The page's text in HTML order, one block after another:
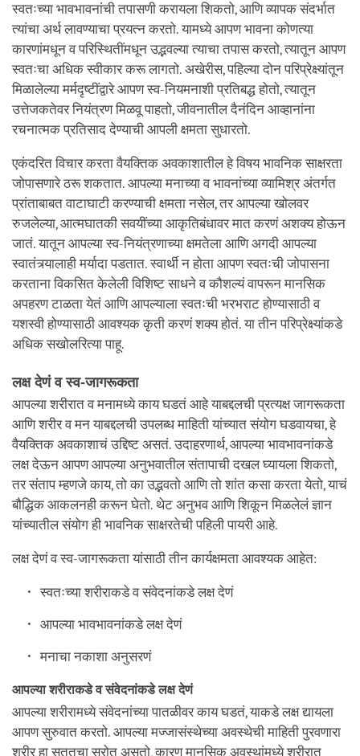
स्वतःच्या भावभावनांची तपासणी करायला शिकतो, आणि व्यापक संदर्भात
त्यांचा अर्थ लावण्याचा प्रयत्न करतो. यामध्ये आपण भावना कोणत्या
कारणांमधून व परिस्थितींमधून उद्भवल्या त्याचा तपास करतो, त्यातून आपण
स्वतःचा अधिक स्वीकार करू लागतो. अखेरीस, पहिल्या दोन परिप्रेक्ष्यांतून
मिळालेल्या मर्मदृष्टींद्वारे आपण स्व-नियमनाशी प्रतिबद्ध होतो, त्यातून
उत्तेजकतेवर नियंत्रण मिळवू पाहतो, जीवनातील दैनंदिन आव्हानांना
रचनात्मक प्रतिसाद देण्याची आपली क्षमता सुधारतो.
एकंदरित विचार करता वैयक्तिक अवकाशातील हे विषय भावनिक साक्षरता
जोपासणारे ठरू शकतात. आपल्या मनाच्या व भावनांच्या व्यामिश्र अंतर्गत
प्रांताबाबत वाटाघाटी करण्याची क्षमता नसेल, तर आपल्या खोलवर
रुजलेल्या, आत्मघातकी सवयींच्या आकृतिबंधावर मात करणं अशक्य होऊन
जातं. यातून आपल्या स्व-नियंत्रणाच्या क्षमतेला आणि अगदी आपल्या
स्वातंत्र्यालाही मर्यादा पडतात. स्वार्थी न होता आपण स्वतःची जोपासना
करताना विकसित केलेली विशिष्ट साधने व कौशल्यं वापरून मानसिक
अपहरण टाळता येतं आणि आपल्याला स्वतःची भरभराट होण्यासाठी व
यशस्वी होण्यासाठी आवश्यक कृती करणं शक्य होतं. या तीन परिप्रेक्ष्यांकडे
अधिक सखोलरित्या पाहू.
लक्ष देणं व स्व-जागरूकता
आपल्या शरीरात व मनामध्ये काय घडतं आहे याबद्दलची प्रत्यक्ष जागरूकता
आणि शरीर व मन याबद्दलची उपलब्ध माहिती यांच्यात संयोग घडवायचा, हे
वैयक्तिक अवकाशाचं उद्दिष्ट असतं. उदाहरणार्थ, आपल्या भावभावनांकडे
लक्ष देऊन आपण आपल्या अनुभवातील संतापाची दखल घ्यायला शिकतो,
तर संताप म्हणजे काय, तो का उद्भवतो आणि तो शांत कसा करता येतो, याचं
बौद्धिक आकलनही करून घेतो. थेट अनुभव आणि शिकून मिळलेलं ज्ञान
यांच्यातील संयोग ही भावनिक साक्षरतेची पहिली पायरी आहे.
लक्ष देणं व स्व-जागरूकता यांसाठी तीन कार्यक्षमता आवश्यक आहेत:
स्वतःच्या शरीराकडे व संवेदनांकडे लक्ष देणं
आपल्या भावभावनांकडे लक्ष देणं
मनाचा नकाशा अनुसरणं
आपल्या शरीराकडे व संवेदनांकडे लक्ष देणं
आपल्या शरीरामध्ये संवेदनांच्या पातळीवर काय घडतं, याकडे लक्ष द्यायला
आपण सुरुवात करतो. आपल्या मज्जासंस्थेच्या अवस्थेची माहिती पुरवणारा
शरीर हा सततचा स्रोत असतो, कारण मानसिक अवस्थांमध्ये शरीरात